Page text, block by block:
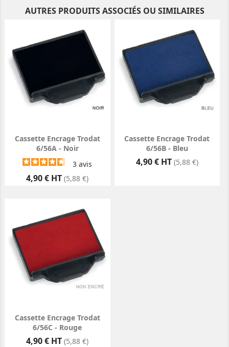
AUTRES PRODUITS ASSOCIÉS OU SIMILAIRES
Cassette Encrage Trodat
6/56A - Noir
3avis
Prix
4,90 € HT (5,88 €)
Cassette Encrage Trodat
6/56B - Bleu
Prix
4,90 € HT (5,88 €)
Cassette Encrage Trodat
6/56C - Rouge
Prix
4,90 € HT (5,88 €)